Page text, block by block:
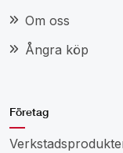
Om oss
Ångra köp
Företag